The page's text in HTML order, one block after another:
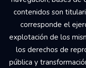
contenidos son
corresponde el
explotación de los
los derechos de
pública y